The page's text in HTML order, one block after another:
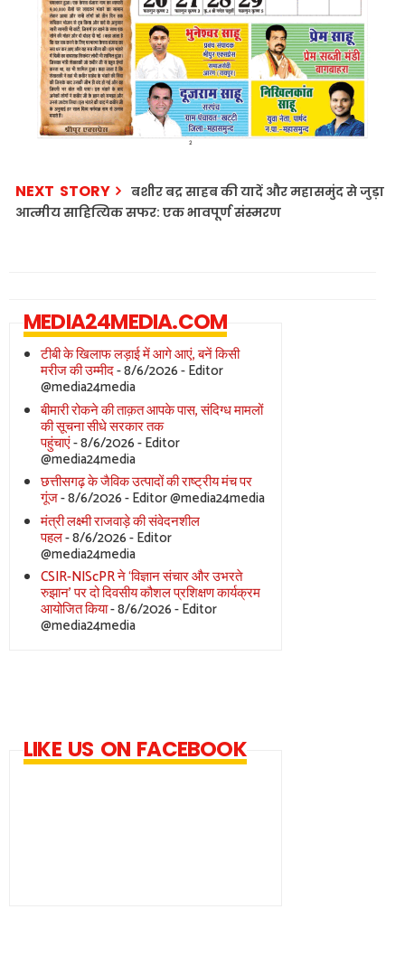
NEXT STORY
बशीर बद्र साहब की यादें और महासमुंद से जुड़ा
आत्मीय साहित्यिक सफर: एक भावपूर्ण संस्मरण
MEDIA24MEDIA.COM
टीबी के खिलाफ लड़ाई में आगे आएं, बनें किसी
मरीज की उम्मीद- 8/6/2026- Editor
@media24media
बीमारी रोकने की ताक़त आपके पास, संदिग्ध मामलों
की सूचना सीधे सरकार तक
पहुंचाएं- 8/6/2026- Editor
@media24media
छत्तीसगढ़ के जैविक उत्पादों की राष्ट्रीय मंच पर
गूंज- 8/6/2026- Editor @media24media
मंत्री लक्ष्मी राजवाड़े की संवेदनशील
पहल- 8/6/2026- Editor
@media24media
CSIR-NIScPR ने ‘विज्ञान संचार और उभरते
रुझान’ पर दो दिवसीय कौशल प्रशिक्षण कार्यक्रम
आयोजित किया- 8/6/2026- Editor
@media24media
LIKE US ON FACEBOOK